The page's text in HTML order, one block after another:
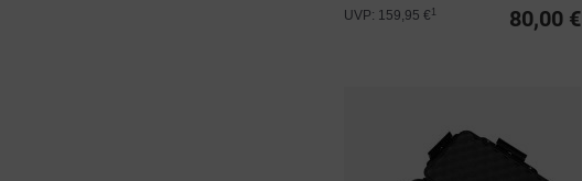
80,00 €
UVP: 159,95 €